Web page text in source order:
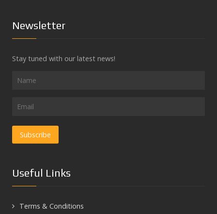
Newsletter
Stay tuned with our latest news!
Useful Links
Terms & Conditions